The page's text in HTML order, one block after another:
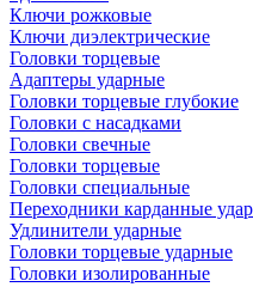
Ключи рожковые
Ключи диэлектрические
Головки торцевые
Адаптеры ударные
Головки торцевые глубокие
Головки с насадками
Головки свечные
Головки торцевые
Головки специальные
Переходники карданные
Удлинители ударные
Головки торцевые ударные
Головки изолированные